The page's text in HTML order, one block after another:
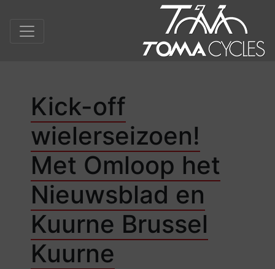
Kick-off
wielerseizoen!
Met Omloop het
Nieuwsblad en
Kuurne Brussel
Kuurne